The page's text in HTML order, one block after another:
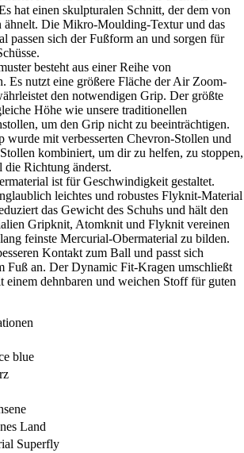
hat einen skulpturalen Schnitt, der dem von
ähnelt. Die Mikro-Moulding-Textur und das
passen sich der Fußform an und sorgen für
besteht aus einer Reihe von
Es nutzt eine größere Fläche der Air Zoom-
den notwendigen Grip. Der größte
Höhe wie unsere traditionellen
um den Grip nicht zu beeinträchtigen.
wurde mit verbesserten Chevron-Stollen und
kombiniert, um dir zu helfen, zu stoppen,
die Richtung änderst.
ist für Geschwindigkeit gestaltet.
leichtes und robustes Flyknit-Material
das Gewicht des Schuhs und hält den
Gripknit, Atomknit und Flyknit vereinen
feinste Mercurial-Obermaterial zu bilden.
Kontakt zum Ball und passt sich
Fuß an. Der Dynamic Fit-Kragen umschließt
einem dehnbaren und weichen Stoff für guten
blue
Land
Superfly